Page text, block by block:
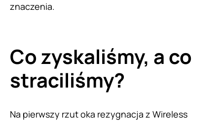
znaczenia.
Co zyskaliśmy, a co
straciliśmy?
Na pierwszy rzut oka rezygnacja z Wireless